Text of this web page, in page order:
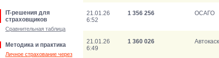
IT-решения для
страховщиков
Сравнительная таблица
Методика и практика
Личное страхование через
21.01.26
6:52
1 356 256 ОСАГО
21.01.26
6:49
1 360 026